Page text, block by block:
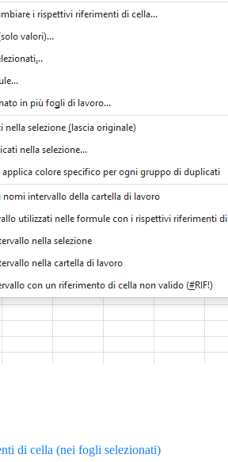
di cella (nei fogli selezionati)